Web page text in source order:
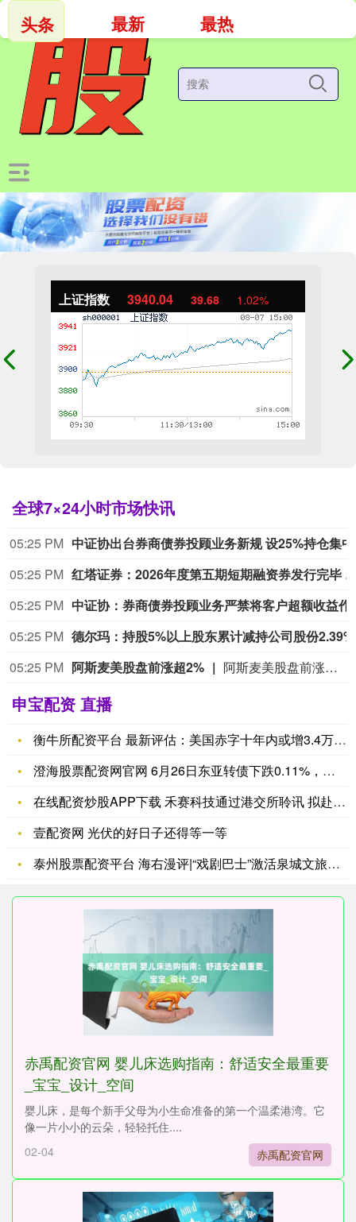
上证指数 3940.04 39.68 1.02%
全球7×24小时市场快讯
05:25 PM
05:25 PM
红塔证券：2026年度第五期短期融资
05:25 PM
05:25 PM
05:25 PM 阿斯麦美股盘前涨超2% 阿斯麦美股盘前涨超2%，现报1738.596美元。
申宝配资 直播
衡牛所配资平台 最新评估：美国赤字十年内或增3.4万亿美元
澄海股票配资网官网 6月26日东亚转债下跌0.11%，转股溢
在线配资炒股APP下载 禾赛科技通过港交所聆讯 拟赴港上市
壹配资网 光伏的好日子还得等一等
泰州股票配资平台 海右漫评|“戏剧巴士”激活泉城文旅新生态
赤禹配资官网 婴儿床选购指南：舒适安全最重要
_宝宝_设计_空间
婴儿床，是每个新手父母为小生命准备的第一个温柔港湾。它
像一片小小的云朵，轻轻托住....
02-04
赤禹配资官网
头条 最新 最热